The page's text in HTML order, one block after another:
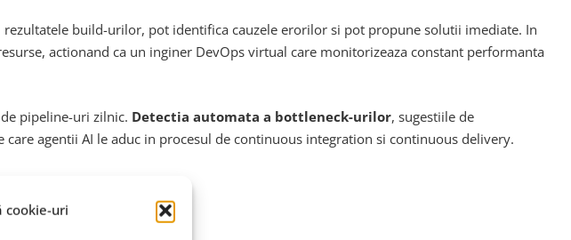
cookie-uri
build-urilor, pot identifica cauzele erorilor si pot propune solutii imediate. In
actionand ca un inginer DevOps virtual care monitorizeaza constant performanta
pipeline-uri zilnic. Detectia automata a bottleneck-urilor, sugestiile de
agentii AI le aduc in procesul de continuous integration si continuous delivery.